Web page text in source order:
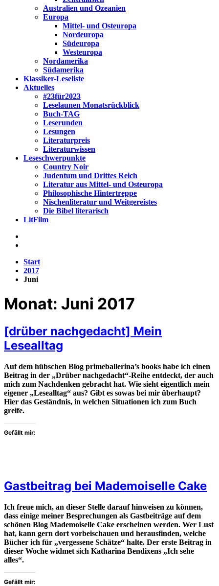
Australien und Ozeanien
Europa
Mittel- und Osteuropa
Nordeuropa
Südeuropa
Westeuropa
Nordamerika
Südamerika
Klassiker-Leseliste
Aktuelles
#23für2023
Leselaunen Monatsrückblick
Buch-TAG
Leserunden
Lesungen
Literaturpreis
Literaturwissen
Leseschwerpunkte
Country Noir
Judentum und Drittes Reich
Literatur aus Mittel- und Osteuropa
Philosophische Hintertreppe
Nischenliteratur und Weitgereistes
Die Bibel literarisch
LitFilm
Start
2017
Juni
Monat: Juni 2017
[drüber nachgedacht] Mein
Lesealltag
Auf dem hübschen Blog primeballerina’s books habe ich einen
Beitrag in der „Drüber nachgedacht“-Reihe entdeckt, der auch
mich zum Nachdenken gebracht hat. Wie sieht eigentlich mein
eigener „Lesealltag“ aus? Gibt es sowas bei mir überhaupt?
Hier das Geständnis, in welchen Situationen ich zum Buch
greife.
Gefällt mir:
Gastbeitrag bei Mademoiselle Cake
Ich freue mich, an dieser Stelle darauf hinweisen zu können,
dass einige meiner Besprechungen als Gastbeiträge auf dem
schönen Blog Mademoiselle Cake erscheinen werden. Wer Lust
hat, kann gern dort vorbeischauen und herausfinden, welche
Bücher ich für „vergessene Schätze“ halte. Der erste Beitrag in
dieser Woche widmet sich Katharina Bendixens „Ich sehe
alles“.
Gefällt mir: